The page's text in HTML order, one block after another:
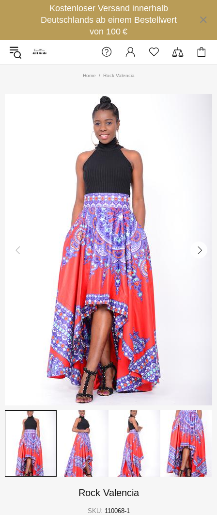
Kostenloser Versand innerhalb
Deutschlands ab einem Bestellwert
von 100 €
Home Rock Valencia
Rock Valencia
SKU: 110068-1